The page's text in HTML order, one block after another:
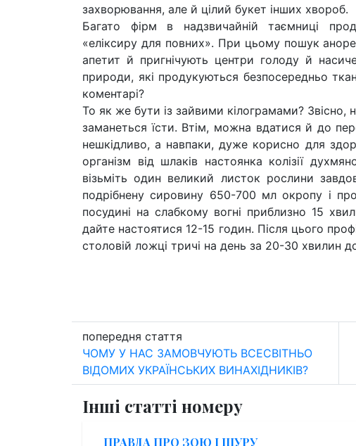
захворювання, але й цілий букет інших хвороб.
Багато фірм в надзвичайній таємниці
«еліксиру для повних». При цьому пошук
апетит й пригнічують центри голоду й
природи, які продукуються безпосередньо
коментарі?
То як же бути із зайвими кілограмами? Звісно,
заманеться їсти. Втім, можна вдатися й до
нешкідливо, а навпаки, дуже корисно для
організм від шлаків настоянка колізії
візьміть один великий листок рослини
подрібнену сировину 650-700 мл окропу і
посудині на слабкому вогні приблизно 15
дайте настоятися 12-15 годин. Після цього
столовій ложці тричі на день за 20-30 хвилин
попередня стаття
ЧОМУ У НАС ЗАМОВЧУЮТЬ ВСЕСВІТНЬО
ВІДОМИХ УКРАЇНСЬКИХ ВИНАХІДНИКІВ?
Інші статті номеру
ПРАВДА ПРО ЗОЮ І ШУРУ